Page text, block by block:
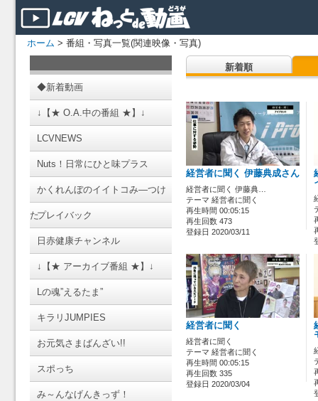
ホーム > 番組・写真一覧(関連映像・写真)
◆新着動画
↓【★ O.A.中の番組 ★】↓
LCVNEWS
Nuts！日常にひと味プラス
かくれんぼのイイトコみ―つけ
たプレイバック
日赤健康チャンネル
↓【★ アーカイブ番組 ★】↓
Lの魂”えるたま”
キラリJUMPIES
お元気さまばんざい!!
スポっち
み～んなげんきっず！
新着順
経営者に聞く 伊藤典成さん
経営者に聞く 伊藤典…
テーマ 経営者に聞く
再生時間 00:05:15
再生回数 473
登録日 2020/03/11
経営者に聞く
経営者に聞く
テーマ 経営者に聞く
再生時間 00:05:15
再生回数 335
登録日 2020/03/04